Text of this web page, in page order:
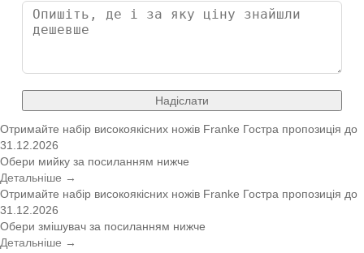
Надіслати
Отримайте набір високоякісних ножів Franke Гостра пропозиція до
31.12.2026
Обери мийку за посиланням нижче
Детальніше →
Отримайте набір високоякісних ножів Franke Гостра пропозиція до
31.12.2026
Обери змішувач за посиланням нижче
Детальніше →